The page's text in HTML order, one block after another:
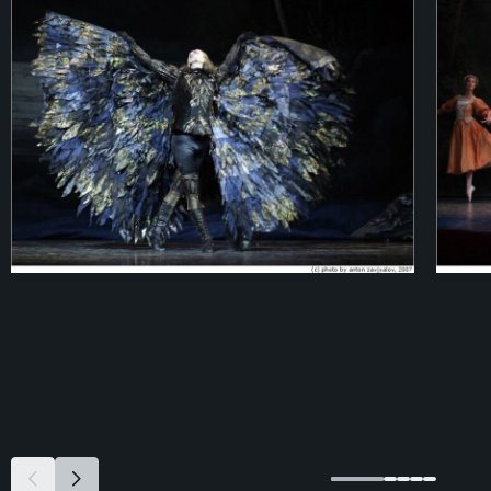
ДЕЙСТВИЕ ПЕРВОЕ
Картина первая
В парке старинного замка веселье и танцы. Друзья
поздравляют принца Зигфрида
с совершеннолетием.
Праздничное торжество прерывается появлением
Владетельной принцессы, матери принца. Она
напоминает сыну о его долге правителя: завтра его
Наступает вечер, темнеет. Зигфрида тревожат